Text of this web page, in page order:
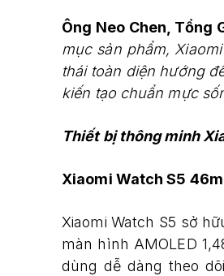
Ông Neo Chen, Tổng
mục sản phẩm,
thái toàn diện hướng
kiến tạo chuẩn mực
Thiết bị thông minh
Xiaomi Watch S5
Xiaomi Watch S5 sở
màn hình AMOLED
dùng dễ dàng theo